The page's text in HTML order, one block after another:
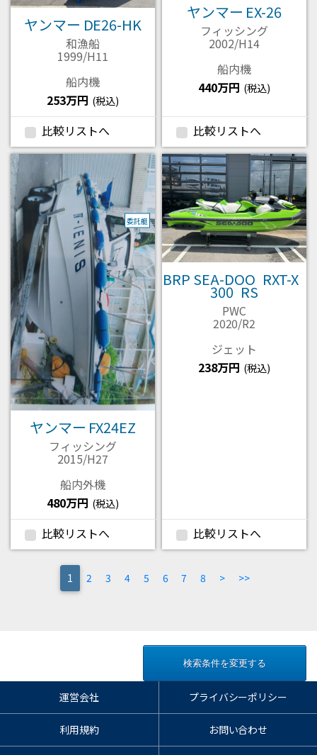
ヤンマー DE26-HK
和漁船
1999/H11
船内機
253万円 (税込)
比較リストへ
ヤンマー EX-26
フィッシング
2002/H14
船内機
440万円 (税込)
比較リストへ
ヤンマー FX24EZ
フィッシング
2015/H27
船内外機
480万円 (税込)
比較リストへ
委託艇
BRP SEA-DOO RXT-X
300 RS
PWC
2020/R2
ジェット
238万円 (税込)
比較リストへ
(current)
1 2 3 4 5 6 7 8 > >>
検索条件を変更する
運営会社 プライバシーポリシー
利用規約 お問い合わせ